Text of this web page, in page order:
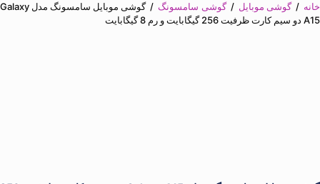
خانه /گوشی موبایل /گوشی سامسونگ /
گوشی موبایل سامسونگ مدل Galaxy
A15 دو سیم کارت ظرفیت 256 گیگابایت و رم 8 گیگابایت